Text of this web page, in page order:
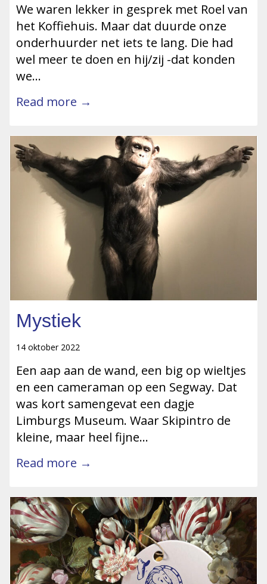
We waren lekker in gesprek met Roel van
het Koffiehuis. Maar dat duurde onze
onderhuurder net iets te lang. Die had
wel meer te doen en hij/zij -dat konden
we…
Read more →
Mystiek
14 oktober 2022
Een aap aan de wand, een big op wieltjes
en een cameraman op een Segway. Dat
was kort samengevat een dagje
Limburgs Museum. Waar Skipintro de
kleine, maar heel fijne…
Read more →